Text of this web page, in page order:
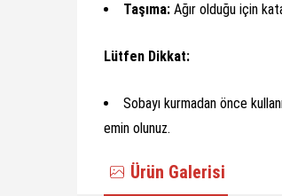
Taşıma: Ağır olduğu için
Lütfen Dikkat:
Sobayı kurmadan önce
emin olunuz.
Ürün Galerisi